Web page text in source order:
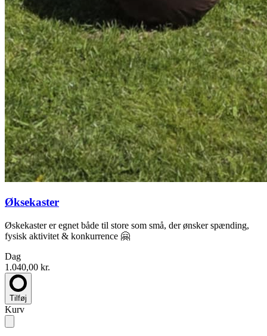
Øksekaster
Øskekaster er egnet både til store som små, der ønsker spænding,
fysisk aktivitet & konkurrence 🤗
Dag
1.040,00 kr.
Tilføj
Kurv